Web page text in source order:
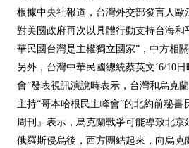
根據中央社報道，台灣外交部發言人
對美國政府再次以具體行動支持台海和
華民國台灣是主權獨立國家”，中方相
另外，台灣中華民國總統蔡英文ˊ6/10
會”發表視訊演說時表示，台灣和烏克
主持“哥本哈根民主峰會”的北約前秘
周刊』表示，烏克蘭戰爭可能導致北
俄羅斯侵烏後，西方團結起來，向烏